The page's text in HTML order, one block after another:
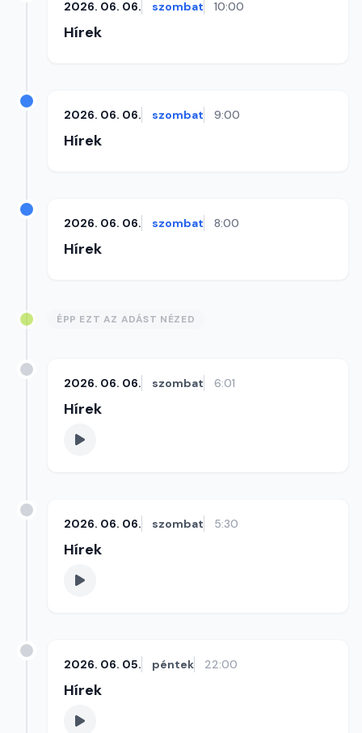
2026. 06. 06. szombat 10:00
Hírek
2026. 06. 06. szombat 9:00
Hírek
2026. 06. 06. szombat 8:00
Hírek
ÉPP EZT AZ ADÁST NÉZED
2026. 06. 06. szombat 6:01
Hírek
2026. 06. 06. szombat 5:30
Hírek
2026. 06. 05. péntek 22:00
Hírek